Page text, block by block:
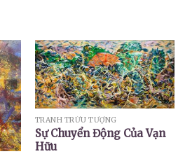
TRANH TRỪU TƯỢNG
Sự Chuyển Động Của Vạn
Hữu